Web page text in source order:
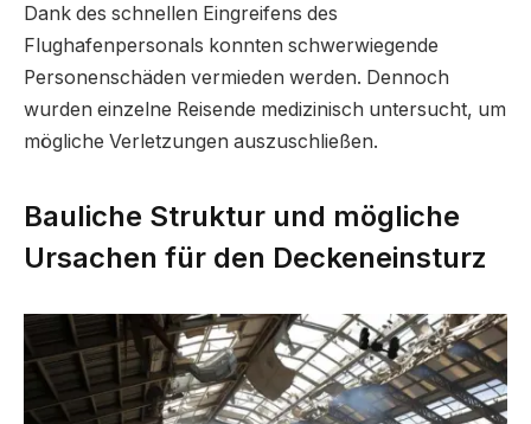
Dank des schnellen Eingreifens des
Flughafenpersonals konnten schwerwiegende
Personenschäden vermieden werden. Dennoch
wurden einzelne Reisende medizinisch untersucht, um
mögliche Verletzungen auszuschließen.
Bauliche Struktur und mögliche
Ursachen für den Deckeneinsturz